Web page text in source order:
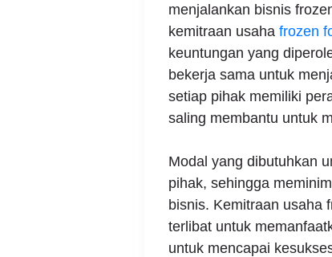
menjalankan bisnis
kemitraan usaha frozen
keuntungan yang
bekerja sama untuk
setiap pihak memiliki
saling membantu untuk
Modal yang dibutuhkan
pihak, sehingga
bisnis. Kemitraan usaha
terlibat untuk
untuk mencapai